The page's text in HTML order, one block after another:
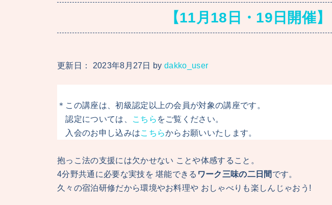
【11月18日・19日開催
更新日： 2023年8月27日 bydakko_user
＊この講座は、初級認定以上の会員が対象の講座です。
認定については、
こちら をご覧ください。
入会のお申し込みはこちらからお願いいたします。
抱っこ法の支援には欠かせない ことや体感すること。
4分野共通に必要な実技を 堪能できる ワーク三味の二日間 です。
久々の宿泊研修だから環境やお料理や おしゃべりも楽しんじゃおう!